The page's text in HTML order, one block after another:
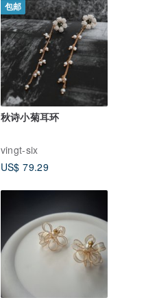
包邮
秋诗小菊耳环
vingt-six
US$ 79.29